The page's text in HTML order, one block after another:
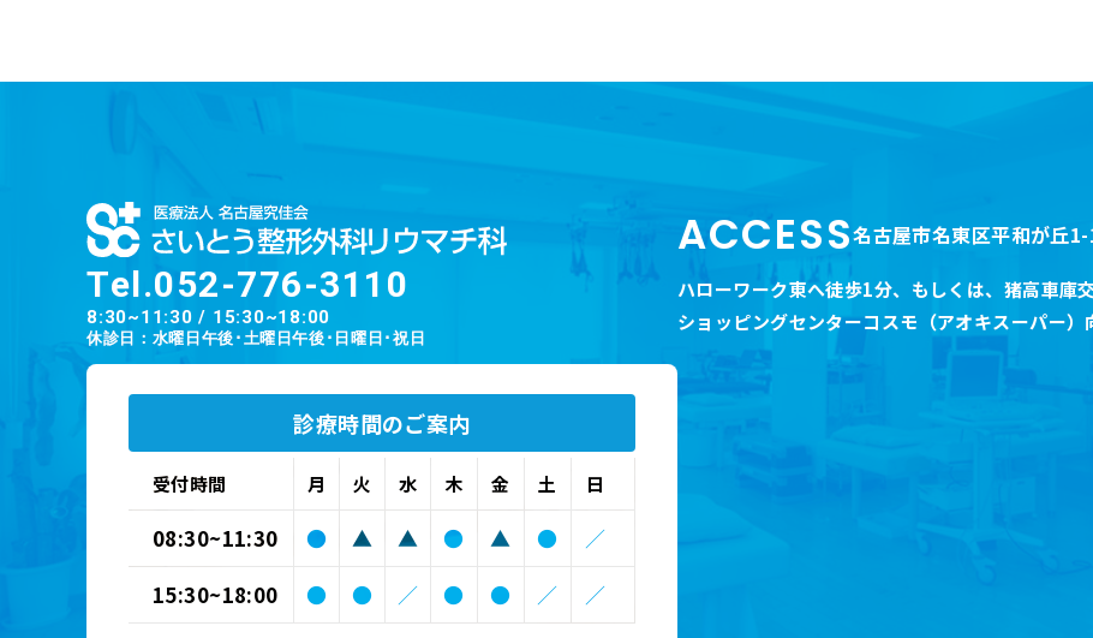
Tel.052-776-3110
8:30~11:30 / 15:30~18:00
休診日：水曜日午後･土曜日午後･日曜日･祝日
診療時間のご案内
受付時間 月 火 水 木 金 土 日
08:30~11:30 ● ▲ ▲ ● ▲ ●
／
15:30~18:00
● ● ／ ● ● ／ ／
ACCESS名古屋市名東区平和が丘
ハローワーク東へ徒歩1分、 もしくは、猪高車庫
ショッピングセンターコスモ（アオキスーパー）